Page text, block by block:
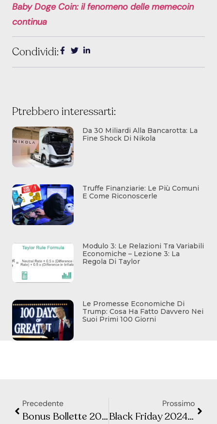
Baby Doge Coin: il fenomeno delle memecoin
continua
Condividi:
Ptrebbero interessarti:
Da 30 Miliardi Alla Bancarotta: La
Fine Shock Di Nikola
Truffe Finanziarie: Le Più Comuni
E Come Riconoscerle
Modulo 3: Le Relazioni Tra Variabili
Economiche – Lezione 3: La
Regola Di Taylor
Le Promesse Economiche Di
Trump: Cosa Ha Fatto Davvero Nei
Suoi Primi 100 Giorni
Precedente
Bonus Bollette 2025: Come Funziona e Quanto si Risparmia
Prossimo
Black Friday 2024: Trucchi per Risparmiare e Non Farti Fregare